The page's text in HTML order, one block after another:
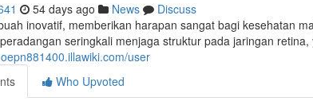
54 days ago News
Discuss
inovatif, memberikan harapan sangat bagi kesehatan
seringkali menjaga struktur pada jaringan
user
Who Upvoted